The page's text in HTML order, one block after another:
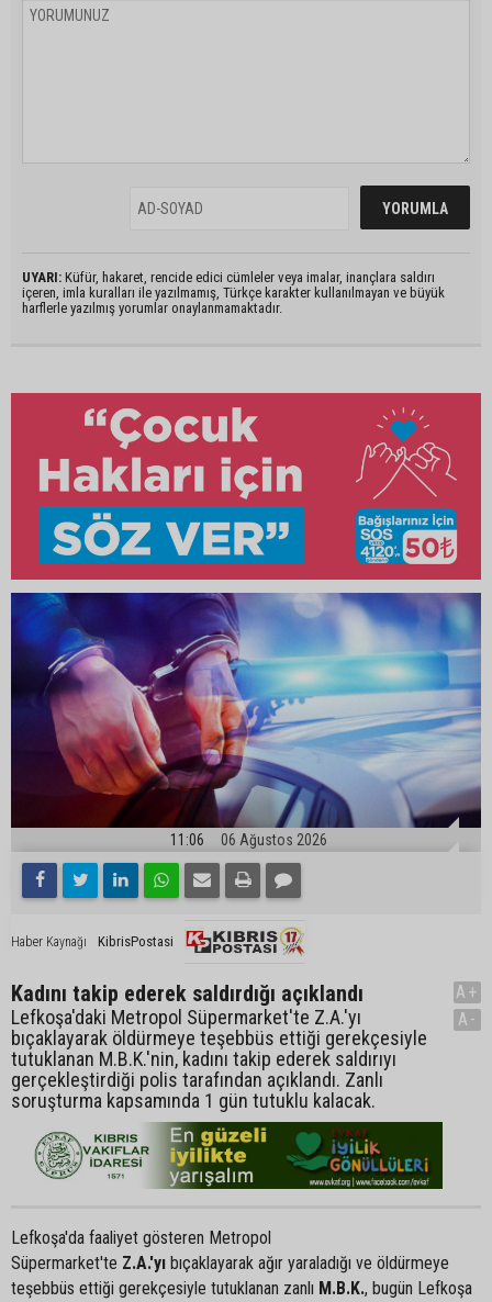
UYARI: Küfür, hakaret, rencide edici cümleler veya imalar, inançlara saldırı
içeren, imla kuralları ile yazılmamış, Türkçe karakter kullanılmayan ve büyük
harflerle yazılmış yorumlar onaylanmamaktadır.
11:06 06 Ağustos 2026
Haber Kaynağı KibrisPostasi
Kadını takip ederek saldırdığı açıklandı
Lefkoşa'daki Metropol Süpermarket'te Z.A.'yı
bıçaklayarak öldürmeye teşebbüs ettiği gerekçesiyle
tutuklanan M.B.K.'nin, kadını takip ederek saldırıyı
gerçekleştirdiği polis tarafından açıklandı. Zanlı
soruşturma kapsamında 1 gün tutuklu kalacak.
A+
A-
Lefkoşa'da faaliyet gösteren Metropol
Süpermarket'te Z.A.'yı bıçaklayarak ağır yaraladığı ve öldürmeye
teşebbüs ettiği gerekçesiyle tutuklanan zanlı M.B.K., bugün Lefkoşa